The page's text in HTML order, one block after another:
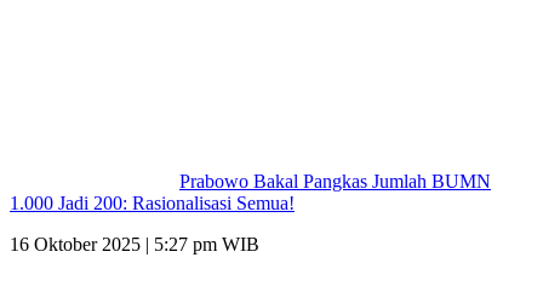
Prabowo Bakal Pangkas Jumlah BUMN
1.000 Jadi 200: Rasionalisasi Semua!
16 Oktober 2025 | 5:27 pm WIB